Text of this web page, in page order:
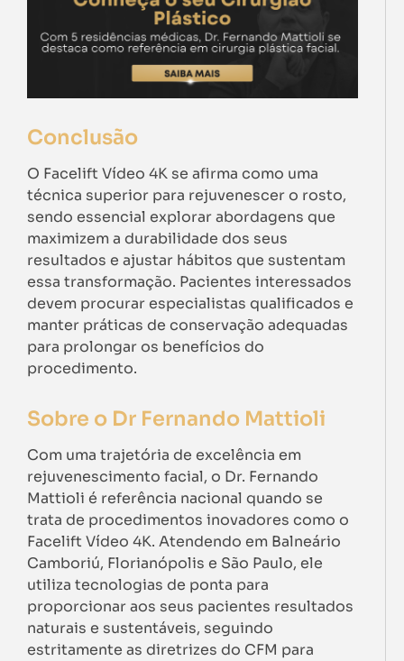
Conclusão
O Facelift Vídeo 4K se afirma como uma
técnica superior para rejuvenescer o rosto,
sendo essencial explorar abordagens que
maximizem a durabilidade dos seus
resultados e ajustar hábitos que sustentam
essa transformação. Pacientes interessados
devem procurar especialistas qualificados e
manter práticas de conservação adequadas
para prolongar os benefícios do
procedimento.
Sobre o Dr Fernando Mattioli
Com uma trajetória de excelência em
rejuvenescimento facial, o Dr. Fernando
Mattioli é referência nacional quando se
trata de procedimentos inovadores como o
Facelift Vídeo 4K. Atendendo em Balneário
Camboriú, Florianópolis e São Paulo, ele
utiliza tecnologias de ponta para
proporcionar aos seus pacientes resultados
naturais e sustentáveis, seguindo
estritamente as diretrizes do CFM para